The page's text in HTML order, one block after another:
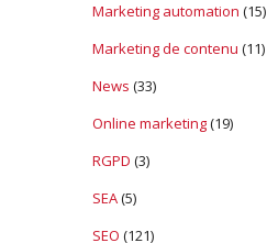
Marketing automation (15)
Marketing de contenu (11)
News (33)
Online marketing(19)
RGPD (3)
SEA(5)
SEO (121)